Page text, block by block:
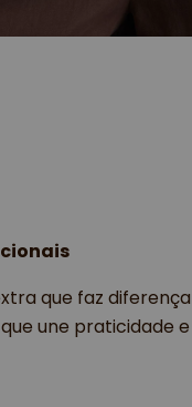
que faz
une praticidade e